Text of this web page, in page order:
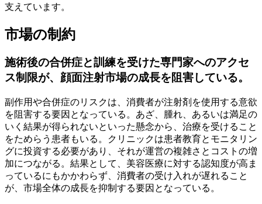
支えています。
市場の制約
施術後の合併症と訓練を受けた専門家へのアクセ
ス制限が、顔面注射市場の成長を阻害している。
副作用や合併症のリスクは、消費者が注射剤を使用する意欲
を阻害する要因となっている。あざ、腫れ、あるいは満足の
いく結果が得られないといった懸念から、治療を受けること
をためらう患者もいる。クリニックは患者教育とモニタリン
グに投資する必要があり、それが運営の複雑さとコストの増
加につながる。結果として、美容医療に対する認知度が高ま
っているにもかかわらず、消費者の受け入れが遅れること
が、市場全体の成長を抑制する要因となっている。